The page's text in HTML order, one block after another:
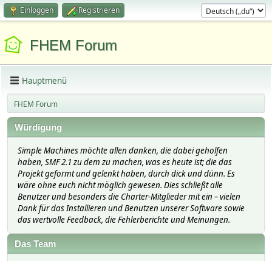
Einloggen Registrieren
FHEM Forum
Hauptmenü
FHEM Forum
Würdigung
Simple Machines möchte allen danken, die dabei geholfen
haben, SMF 2.1 zu dem zu machen, was es heute ist; die das
Projekt geformt und gelenkt haben, durch dick und dünn. Es
wäre ohne euch nicht möglich gewesen. Dies schließt alle
Benutzer und besonders die Charter-Mitglieder mit ein – vielen
Dank für das Installieren und Benutzen unserer Software sowie
das wertvolle Feedback, die Fehlerberichte und Meinungen.
Das Team